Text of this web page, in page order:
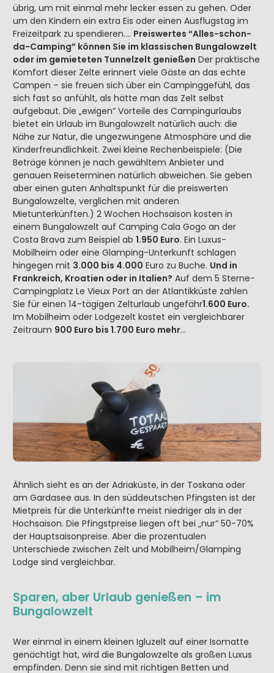
übrig, um mit einmal mehr lecker essen zu gehen. Oder
um den Kindern ein extra Eis oder einen Ausflugstag im
Freizeitpark zu spendieren…. Preiswertes “Alles-schon-
da-Camping” können Sie im klassischen Bungalowzelt
oder im gemieteten Tunnelzelt genießen Der praktische
Komfort dieser Zelte erinnert viele Gäste an das echte
Campen – sie freuen sich über ein Campinggefühl, das
sich fast so anfühlt, als hätte man das Zelt selbst
aufgebaut. Die „ewigen“ Vorteile des Campingurlaubs
bietet ein Urlaub im Bungalowzelt natürlich auch: die
Nähe zur Natur, die ungezwungene Atmosphäre und die
Kinderfreundlichkeit. Zwei kleine Rechenbeispiele: (Die
Beträge können je nach gewähltem Anbieter und
genauen Reiseterminen natürlich abweichen. Sie geben
aber einen guten Anhaltspunkt für die preiswerten
Bungalowzelte, verglichen mit anderen
Mietunterkünften.) 2 Wochen Hochsaison kosten in
einem Bungalowzelt auf Camping Cala Gogo an der
Costa Brava zum Beispiel ab 1.950 Euro. Ein Luxus-
Mobilheim oder eine Glamping-Unterkunft schlagen
hingegen mit 3.000 bis 4.000 Euro zu Buche. Und in
Frankreich, Kroatien oder in Italien? Auf dem 5 Sterne-
Campingplatz Le Vieux Port an der Atlantikküste zahlen
Sie für einen 14-tägigen Zelturlaub ungefähr1.600 Euro.
Im Mobilheim oder Lodgezelt kostet ein vergleichbarer
Zeitraum 900 Euro bis 1.700 Euro mehr…
Ähnlich sieht es an der Adriaküste, in der Toskana oder
am Gardasee aus. In den süddeutschen Pfingsten ist der
Mietpreis für die Unterkünfte meist niedriger als in der
Hochsaison. Die Pfingstpreise liegen oft bei „nur“ 50-70%
der Hauptsaisonpreise. Aber die prozentualen
Unterschiede zwischen Zelt und Mobilheim/Glamping
Lodge sind vergleichbar.
Sparen, aber Urlaub genießen – im
Bungalowzelt
Wer einmal in einem kleinen Igluzelt auf einer Isomatte
genächtigt hat, wird die Bungalowzelte als großen Luxus
empfinden. Denn sie sind mit richtigen Betten und